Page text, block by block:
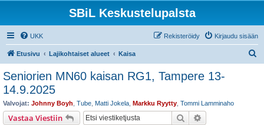
SBiL Keskustelupalsta
UKK Kirjaudu sisään
Rekisteröidy
Etusivu Lajikohtaiset alueet Kaisa
Seniorien MN60 kaisan RG1, Tampere 13-
14.9.2025
Valvojat: Johnny Boyh Tube Matti Jokela Markku Ryytty Tommi Lamminaho
Vastaa Viestiin Etsi